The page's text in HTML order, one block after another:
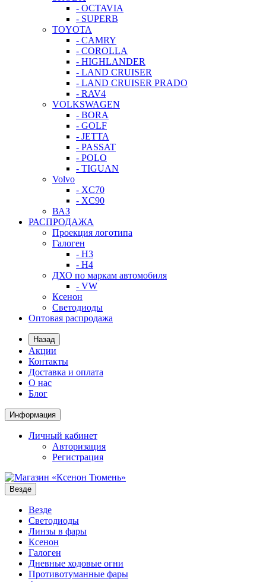
- OCTAVIA
- SUPERB
TOYOTA
- CAMRY
- COROLLA
- HIGHLANDER
- LAND CRUISER
- LAND CRUISER PRADO
- RAV4
VOLKSWAGEN
- BORA
- GOLF
- JETTA
- PASSAT
- POLO
- TIGUAN
Volvo
- XC70
- XC90
ВАЗ
РАСПРОДАЖА
Проекция логотипа
Галоген
- H3
- H4
ДХО по маркам автомобиля
- VW
Ксенон
Светодиоды
Оптовая распродажа
Назад
Акции
Контакты
Доставка и оплата
О нас
Блог
Информация
Личный кабинет
Авторизация
Регистрация
Везде
Везде
Светодиоды
Линзы в фары
Ксенон
Галоген
Дневные ходовые огни
Противотуманные фары